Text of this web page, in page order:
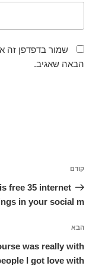
שמור בדפדפן זה
הבאה שאגיב.
הפוסט
הקודם
קודם
free 35 internet
in your social m
הפוסט
הבא
הבא
was really with
I got love with.